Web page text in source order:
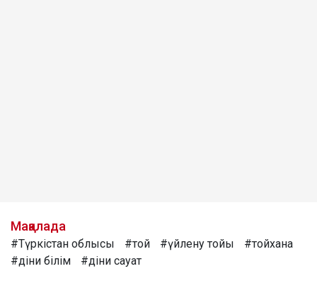
Мақалада
#Түркістан облысы #той #үйлену тойы
#тойхана
#діни білім
#діни сауат